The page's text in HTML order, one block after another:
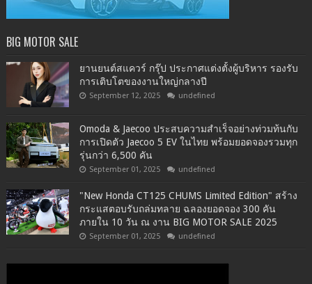
BIG MOTOR SALE
ยานยนต์สแควร์ กรุ๊ป ประกาศแต่งตั้งผู้บริหาร รองรับ
การเติบโตของงานใหญ่กลางปี
September 12, 2025 undefined
Omoda & Jaecoo ประสบความสำเร็จอย่างท่วมท้นกับ
การเปิดตัว Jaecoo 5 EV ในไทย พร้อมยอดจองรวมทุก
รุ่นกว่า 6,500 คัน
September 01, 2025 undefined
"New Honda CT125 CHUMS Limited Edition" สร้าง
กระแสตอบรับถล่มทลาย ฉลองยอดจอง 300 คัน
ภายใน 10 วัน ณ งาน BIG MOTOR SALE 2025
September 01, 2025 undefined